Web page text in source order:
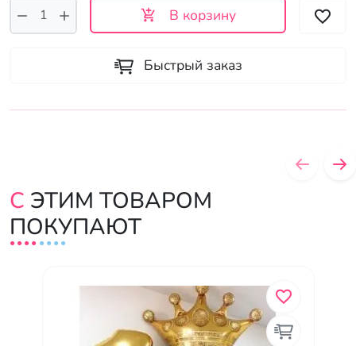
В корзину
Быстрый заказ
С ЭТИМ ТОВАРОМ
ПОКУПАЮТ